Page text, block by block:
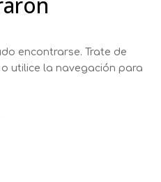
encontrarse. Trate de
utilice la navegación para